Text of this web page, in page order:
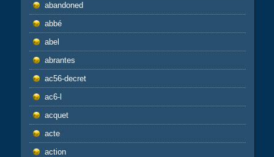
abandoned
abbé
abel
abrantes
ac56-decret
ac6-l
acquet
acte
action